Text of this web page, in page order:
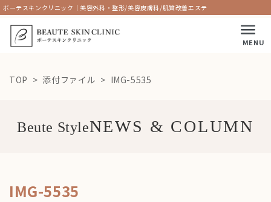
ボーテスキンクリニック｜美容外科・整形/美容皮膚科/肌質改善エステ
MENU
TOP 添付ファイル IMG-5535
Beute Style
IMG-5535